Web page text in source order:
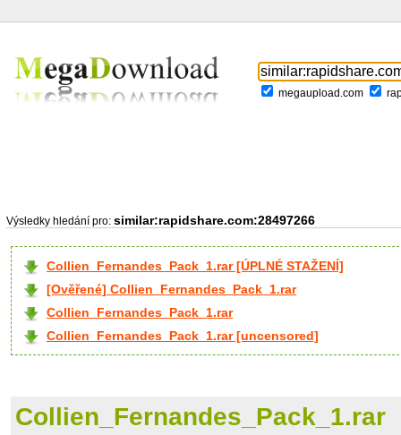
megaupload.com
Výsledky hledání pro: similar:rapidshare.com:28497266
Collien_Fernandes_Pack_1.rar [ÚPLNÉ STAŽENÍ]
[Ověřené] Collien_Fernandes_Pack_1.rar
Collien_Fernandes_Pack_1.rar
Collien_Fernandes_Pack_1.rar [uncensored]
Collien_Fernandes_Pack_1.rar